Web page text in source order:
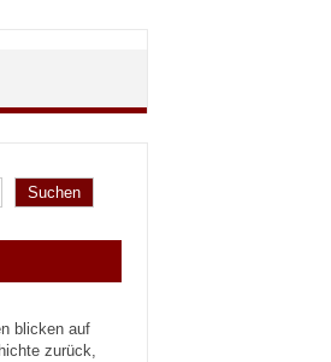
Suchen
blicken auf
zurück,